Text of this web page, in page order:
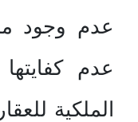
عدم وجود
عدم
الملكية